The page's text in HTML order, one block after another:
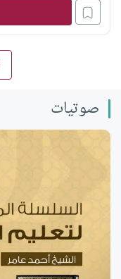
صوتيات